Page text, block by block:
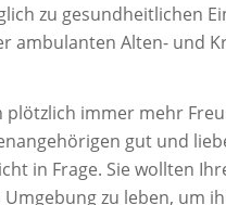
zu gesundheitlichen
ambulanten Alten- und
immer mehr
gut und
in Frage. Sie wollten
zu leben, um